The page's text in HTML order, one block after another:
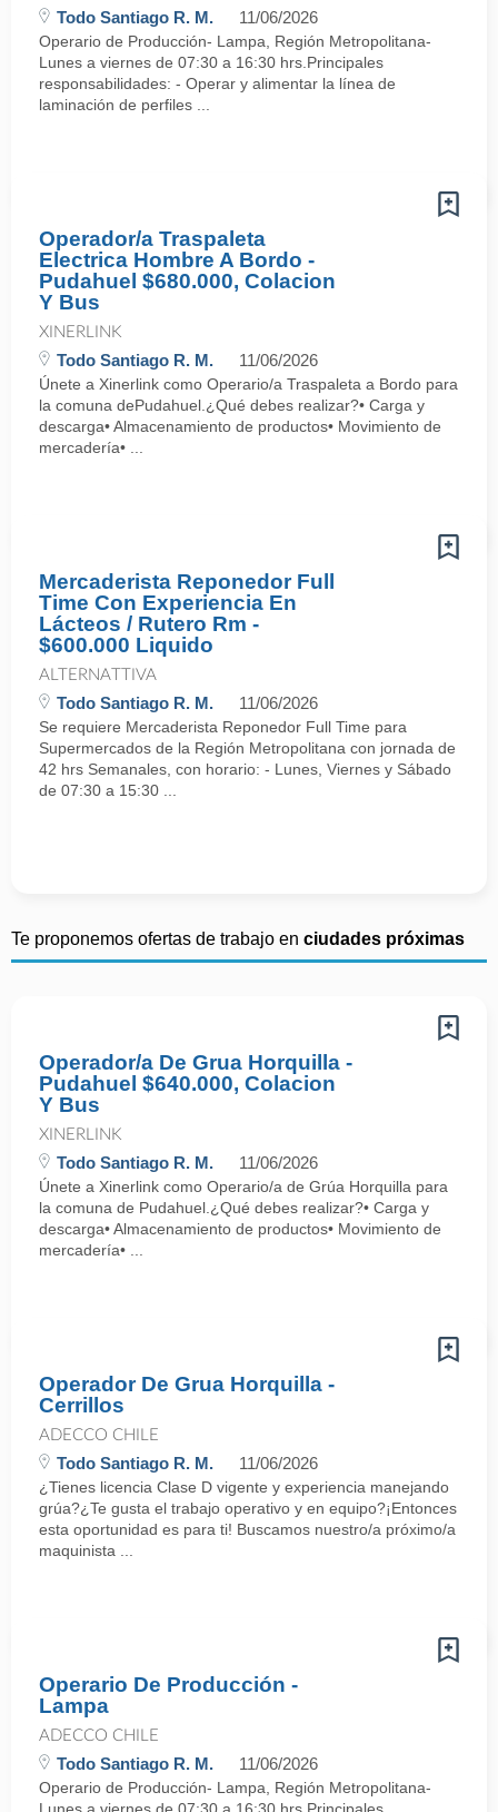
Todo Santiago R. M. 11/06/2026
Operario de Producción- Lampa, Región Metropolitana-
Lunes a viernes de 07:30 a 16:30 hrs.Principales
responsabilidades: - Operar y alimentar la línea de
laminación de perfiles ...
Operador/a Traspaleta
Electrica Hombre A Bordo -
Pudahuel $680.000, Colacion
Y Bus
XINERLINK
Todo Santiago R. M. 11/06/2026
Únete a Xinerlink como Operario/a Traspaleta a Bordo para
la comuna dePudahuel.¿Qué debes realizar?• Carga y
descarga• Almacenamiento de productos• Movimiento de
mercadería• ...
Mercaderista Reponedor Full
Time Con Experiencia En
Lácteos / Rutero Rm -
$600.000 Liquido
ALTERNATTIVA
Todo Santiago R. M. 11/06/2026
Se requiere Mercaderista Reponedor Full Time para
Supermercados de la Región Metropolitana con jornada de
42 hrs Semanales, con horario: - Lunes, Viernes y Sábado
de 07:30 a 15:30 ...
Te proponemos ofertas de trabajo en ciudades próximas
Operador/a De Grua Horquilla -
Pudahuel $640.000, Colacion
Y Bus
XINERLINK
Todo Santiago R. M. 11/06/2026
Únete a Xinerlink como Operario/a de Grúa Horquilla para
la comuna de Pudahuel.¿Qué debes realizar?• Carga y
descarga• Almacenamiento de productos• Movimiento de
mercadería• ...
Operador De Grua Horquilla -
Cerrillos
ADECCO CHILE
Todo Santiago R. M. 11/06/2026
¿Tienes licencia Clase D vigente y experiencia manejando
grúa?¿Te gusta el trabajo operativo y en equipo?¡Entonces
esta oportunidad es para ti! Buscamos nuestro/a próximo/a
maquinista ...
Operario De Producción -
Lampa
ADECCO CHILE
Todo Santiago R. M. 11/06/2026
Operario de Producción- Lampa, Región Metropolitana-